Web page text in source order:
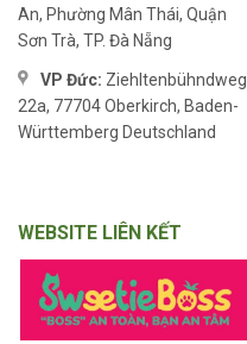
An, Phường Mân Thái, Quận
Sơn Trà, TP. Đà Nẵng
VP Đức: Ziehltenbühndweg
22a, 77704 Oberkirch, Baden-
Württemberg Deutschland
WEBSITE LIÊN KẾT